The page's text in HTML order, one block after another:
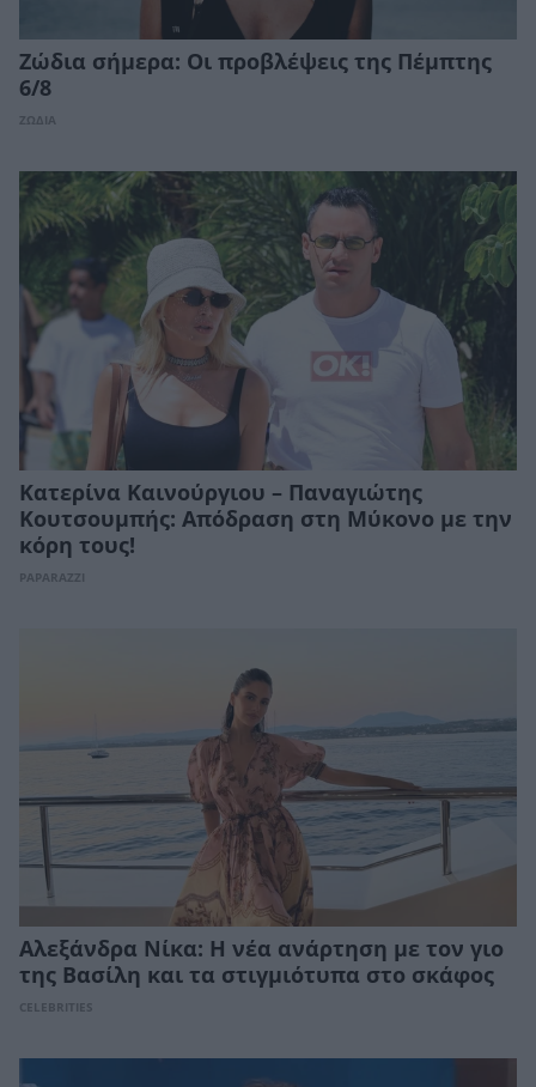
Ζώδια σήμερα: Οι προβλέψεις της Πέμπτης
6/8
ΖΩΔΙΑ
Κατερίνα Καινούργιου – Παναγιώτης
Κουτσουμπής: Απόδραση στη Μύκονο με την
κόρη τους!
PAPARAZZI
Αλεξάνδρα Νίκα: Η νέα ανάρτηση με τον γιο
της Βασίλη και τα στιγμιότυπα στο σκάφος
CELEBRITIES